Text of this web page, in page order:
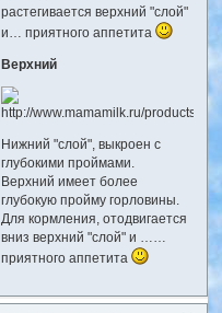
растегивается верхний "слой"
и… приятного аппетита
Верхний
Нижний "слой", выкроен с
глубокими проймами.
Верхний имеет более
глубокую пройму горловины.
Для кормления, отодвигается
вниз верхний "слой" и ……
приятного аппетита